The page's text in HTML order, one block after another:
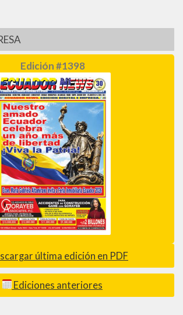
Edición #1398
última edición en PDF
Ediciones anteriores